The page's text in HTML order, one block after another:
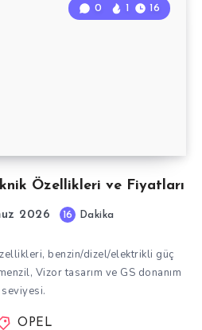
Özellikleri ve Fiyatları
0 1 16
2026 16 Dakika
benzin/dizel/elektrikli güç
Vizor tasarım ve GS donanım
seviyesi.
OPEL